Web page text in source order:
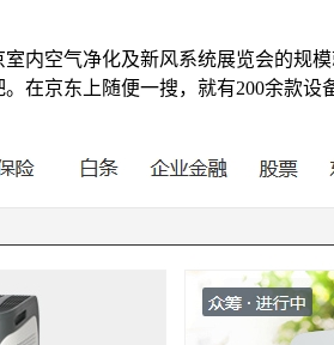
内空气净化及新风系统展览会的
在京东上随便一搜，就有200余款设